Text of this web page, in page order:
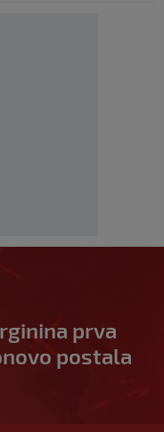
prva
postala